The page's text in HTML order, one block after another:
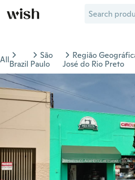
AllBrazil
São
Paulo
Região
José do Rio Preto